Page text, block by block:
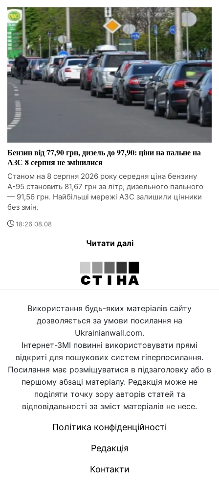
Бензин від 77,90 грн, дизель до 97,90: ціни на пальне на
АЗС 8 серпня не змінилися
Станом на 8 серпня 2026 року середня ціна бензину
А-95 становить 81,67 грн за літр, дизельного пального
— 91,56 грн. Найбільші мережі АЗС залишили цінники
без змін.
18:26 08.08
Читати далі
Використання будь-яких матеріалів сайту
дозволяється за умови посилання на
Ukrainianwall.com.
Інтернет-ЗМІ повинні використовувати прямі
відкриті для пошукових систем гіперпосилання.
Посилання має розміщуватися в підзаголовку або в
першому абзаці матеріалу. Редакція може не
поділяти точку зору авторів статей та
відповідальності за зміст матеріалів не несе.
Політика конфіденційності
Редакція
Контакти